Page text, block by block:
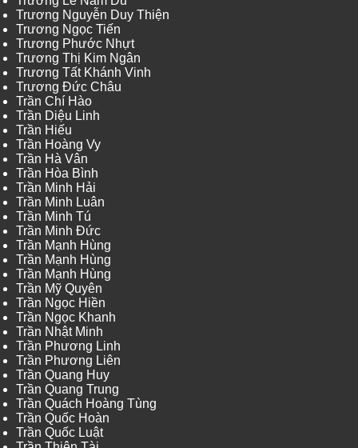
Trương Nguyễn Duy Thiện
Trương Ngọc Tiến
Trương Phước Nhựt
Trương Thị Kim Ngân
Trương Tất Khánh Vinh
Trương Đức Châu
Trần Chí Hào
Trần Diệu Linh
Trần Hiếu
Trần Hoàng Vy
Trần Hà Vân
Trần Hòa Bình
Trần Minh Hải
Trần Minh Luân
Trần Minh Tú
Trần Minh Đức
Trần Mạnh Hùng
Trần Mạnh Hùng
Trần Mạnh Hùng
Trần Mỹ Quyên
Trần Ngọc Hiền
Trần Ngọc Khanh
Trần Nhật Minh
Trần Phương Linh
Trần Phương Liên
Trần Quang Huy
Trần Quang Trung
Trần Quách Hoàng Tùng
Trần Quốc Hoàn
Trần Quốc Luật